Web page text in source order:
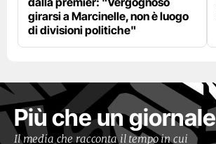
girarsi a Marcinelle, non è luogo
di divisioni politiche"
Più che un giornale
Il media che racconta il tempo in cui